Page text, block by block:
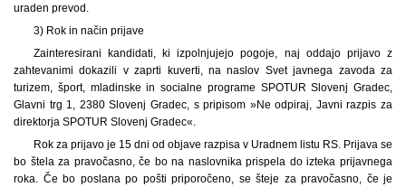
uraden prevod.
3) Rok in način prijave
Zainteresirani kandidati, ki izpolnjujejo pogoje, naj oddajo prijavo z
zahtevanimi dokazili v zaprti kuverti, na naslov Svet javnega zavoda za
turizem, šport, mladinske in socialne programe SPOTUR Slovenj Gradec,
Glavni trg 1, 2380 Slovenj Gradec, s pripisom »Ne odpiraj, Javni razpis za
direktorja SPOTUR Slovenj Gradec«.
Rok za prijavo je 15 dni od objave razpisa v Uradnem listu RS. Prijava se
bo štela za pravočasno, če bo na naslovnika prispela do izteka prijavnega
roka. Če bo poslana po pošti priporočeno, se šteje za pravočasno, če je